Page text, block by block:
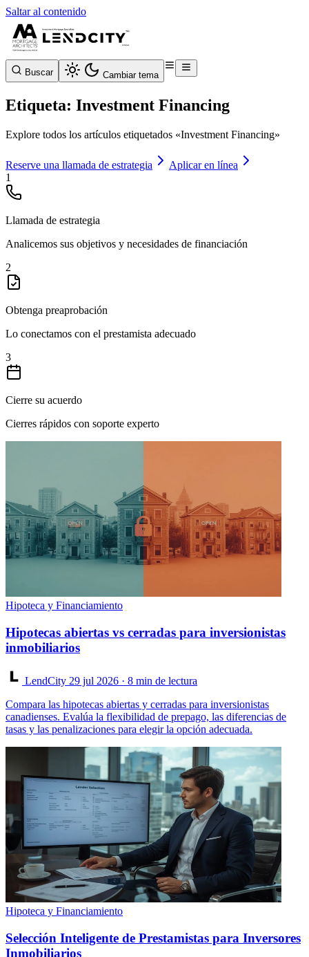
Saltar al contenido
Buscar Cambiar tema
Etiqueta: Investment Financing
Explore todos los artículos etiquetados «Investment Financing»
Reserve una llamada de estrategia
Aplicar en línea
1
Llamada de estrategia
Analicemos sus objetivos y necesidades de financiación
2
Obtenga preaprobación
Lo conectamos con el prestamista adecuado
3
Cierre su acuerdo
Cierres rápidos con soporte experto
Hipoteca y Financiamiento
Hipotecas abiertas vs cerradas para inversionistas
inmobiliarios
LendCity 29 jul 2026 · 8 min de lectura
Compara las hipotecas abiertas y cerradas para inversionistas
canadienses. Evalúa la flexibilidad de prepago, las diferencias de
tasas y las penalizaciones para elegir la opción adecuada.
Hipoteca y Financiamiento
Selección Inteligente de Prestamistas para Inversores
Inmobiliarios